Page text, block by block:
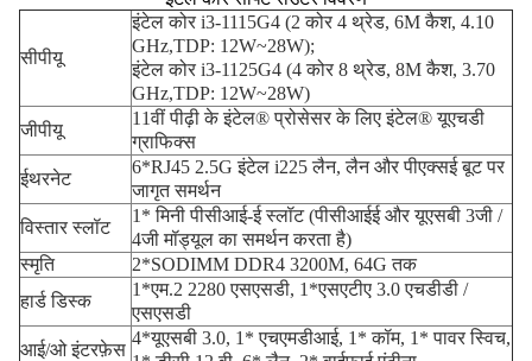
सीपीयू
इंटेल कोर i3-1115G4 (2 कोर 4 थ्रेड, 6M कैश, 4.10
GHz,TDP: 12W~28W);
इंटेल कोर i3-1125G4 (4 कोर 8 थ्रेड, 8M कैश, 3.70
GHz,TDP: 12W~28W)
जीपीयू
11वीं पीढ़ी के इंटेल® प्रोसेसर के लिए इंटेल® यूएचडी
ग्राफिक्स
ईथरनेट
6*RJ45 2.5G इंटेल i225 लैन, लैन और पीएक्सई बूट पर
जागृत समर्थन
विस्तार स्लॉट
1* मिनी पीसीआई-ई स्लॉट (पीसीआईई और यूएसबी 3जी /
4जी मॉड्यूल का समर्थन करता है)
स्मृति
2*SODIMM DDR4 3200M, 64G तक
हार्ड डिस्क
1*एम.2 2280 एसएसडी, 1*एसएटीए 3.0 एचडीडी /
एसएसडी
आई/ओ इंटरफ़ेस
4*यूएसबी 3.0, 1* एचएमडीआई, 1* कॉम, 1* पावर स्विच,